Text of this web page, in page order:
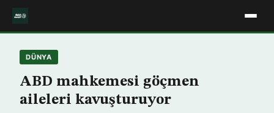
DÜNYA
ABD mahkemesi göçmen
aileleri kavuşturuyor